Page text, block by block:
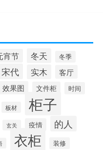
宵节 冬天 冬季
宋代 实木 客厅
效果图 文件柜 时间
板材 柜子
玄关 疫情 的人
衣柜 装修